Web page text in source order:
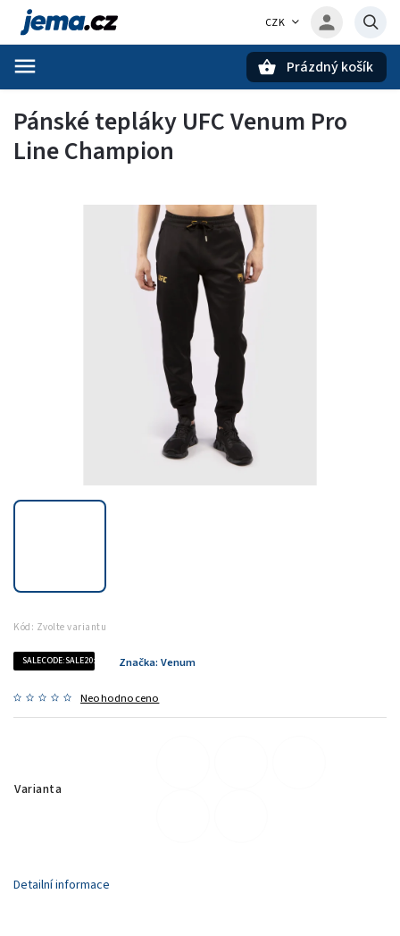
CZK
Prázdný košík
Pánské tepláky UFC Venum Pro
Line Champion
Kód: Zvolte variantu
SALECODE:SALE20:20:%
Neohodnoceno
Značka: Venum
Varianta
Detailní informace